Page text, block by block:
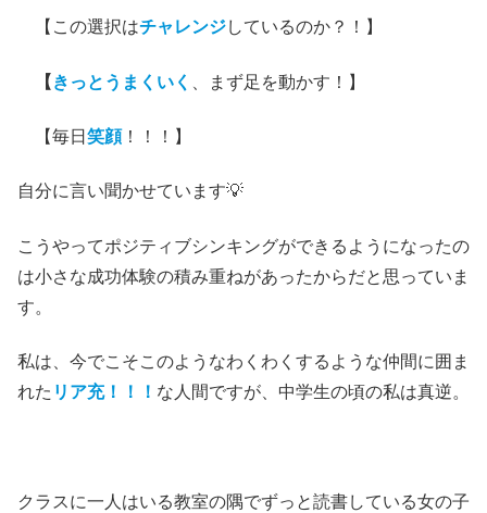
【この選択はチャレンジしているのか？！】
【 きっとうまくいく 、まず足を動かす！】
【毎日 笑顔！！！】
自分に言い聞かせています💡
こうやってポジティブシンキングができるようになったの
は小さな成功体験の積み重ねがあったからだと思っていま
す。
私は、今でこそこのようなわくわくするような仲間に囲ま
れた リア充！！！ な人間ですが、中学生の頃の私は真逆。
クラスに一人はいる教室の隅でずっと読書している女の子